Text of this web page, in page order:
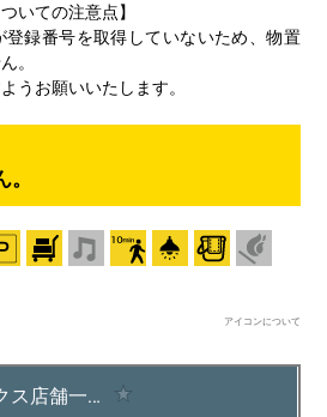
いての注意点】
登録番号を取得していないため、物置
。
うお願いいたします。
アイコンについて